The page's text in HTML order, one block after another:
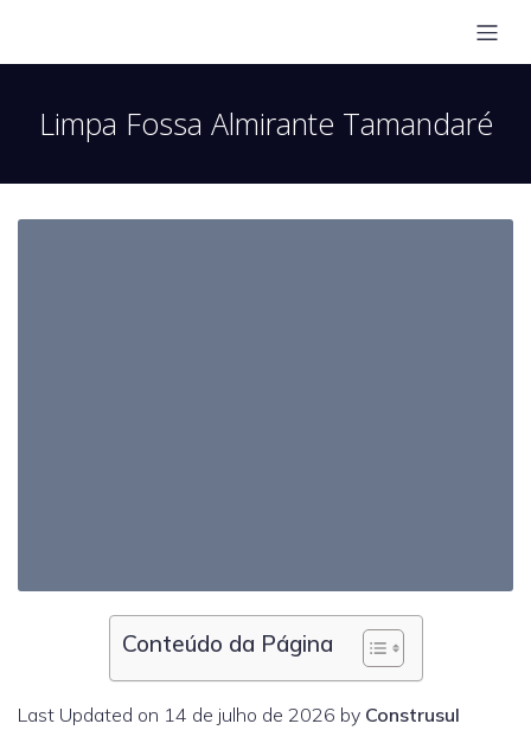
Limpa Fossa Almirante Tamandaré
Conteúdo da Página
Last Updated on 14 de julho de 2026 by Construsul